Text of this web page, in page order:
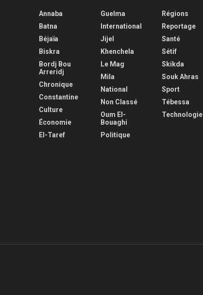
Annaba
Batna
Béjaïa
Biskra
Bordj Bou
Arreridj
Chronique
Constantine
Culture
Économie
El-Taref
Guelma
International
Jijel
Khenchela
Le Mag
Mila
National
Non Classé
Oum El-
Bouaghi
Politique
Régions
Reportage
Santé
Sétif
Skikda
Souk Ahras
Sport
Tébessa
Technologie